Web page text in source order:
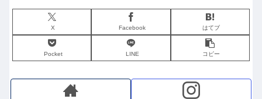
X Facebook はてブ
Pocket LINE コピー